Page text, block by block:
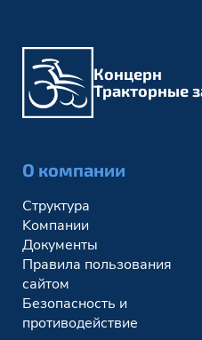
Концерн
Тракторные
О компании
Структура
Kомпании
Документы
Правила пользования
сайтом
Безопасность и
противодействие